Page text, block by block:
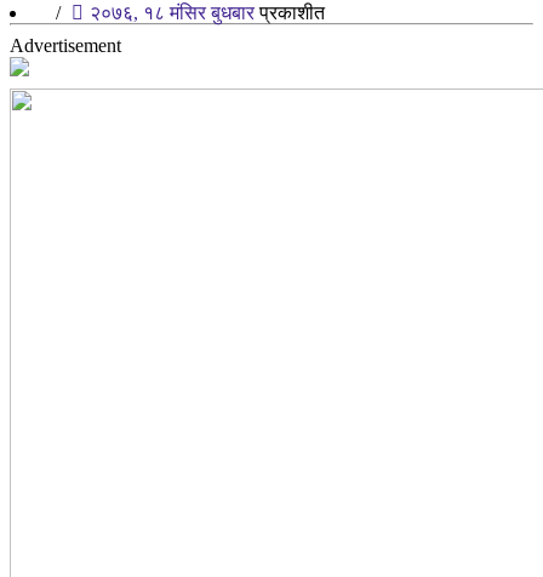
/ २०७६, १८ मंसिर बुधबारप्रकाशीत
Advertisement